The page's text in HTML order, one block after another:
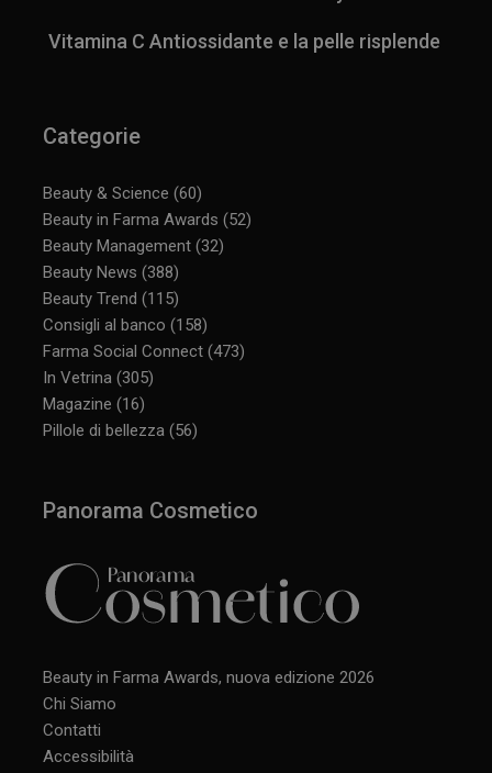
Vitamina C Antiossidante e la pelle risplende
Categorie
Beauty & Science (60)
Beauty in Farma Awards (52)
Beauty Management (32)
Beauty News (388)
Beauty Trend (115)
Consigli al banco (158)
Farma Social Connect (473)
In Vetrina (305)
Magazine (16)
Pillole di bellezza (56)
Panorama Cosmetico
Beauty in Farma Awards, nuova edizione 2026
Chi Siamo
Contatti
Accessibilità
_ga_YJ0035S3E9
CookieScriptConsent